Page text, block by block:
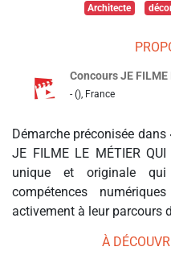
Architecte
Concours JE FILME
- (), France
Démarche préconisée
JE FILME LE MÉTIER
unique et originale
compétences
activement à leur parcours
À